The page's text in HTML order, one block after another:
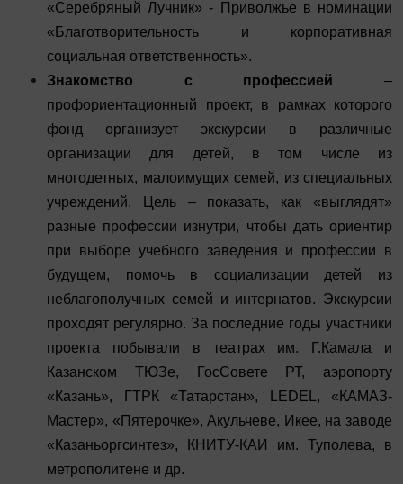
«Серебряный Лучник» - Приволжье в номинации
«Благотворительность и корпоративная
социальная ответственность».
Знакомство с профессией –
профориентационный проект, в рамках которого
фонд организует экскурсии в различные
организации для детей, в том числе из
многодетных, малоимущих семей, из специальных
учреждений. Цель – показать, как «выглядят»
разные профессии изнутри, чтобы дать ориентир
при выборе учебного заведения и профессии в
будущем, помочь в социализации детей из
неблагополучных семей и интернатов. Экскурсии
проходят регулярно. За последние годы участники
проекта побывали в театрах им. Г.Камала и
Казанском ТЮЗе, ГосСовете РТ, аэропорту
«Казань», ГТРК «Татарстан», LEDEL, «КАМАЗ-
Мастер», «Пятерочке», Акульчеве, Икее, на заводе
«Казаньоргсинтез», КНИТУ-КАИ им. Туполева, в
метрополитене и др.